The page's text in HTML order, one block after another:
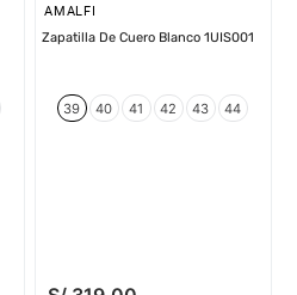
AMALFI
Zapatilla De Cuero Blanco 1UIS001
39 40 41 42 43 44